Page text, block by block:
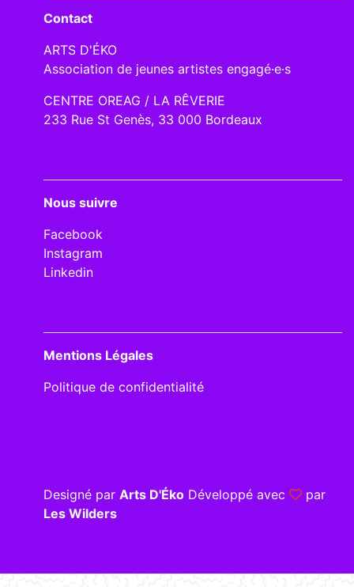
Contact
ARTS D'ÉKO
Association de jeunes artistes engagé·e·s
CENTRE OREAG / LA RÊVERIE
233 Rue St Genès, 33 000 Bordeaux
Nous suivre
Facebook
Instagram
Linkedin
Mentions Légales
Politique de confidentialité
Designé par Arts D'Éko Développé avec
par
Les Wilders